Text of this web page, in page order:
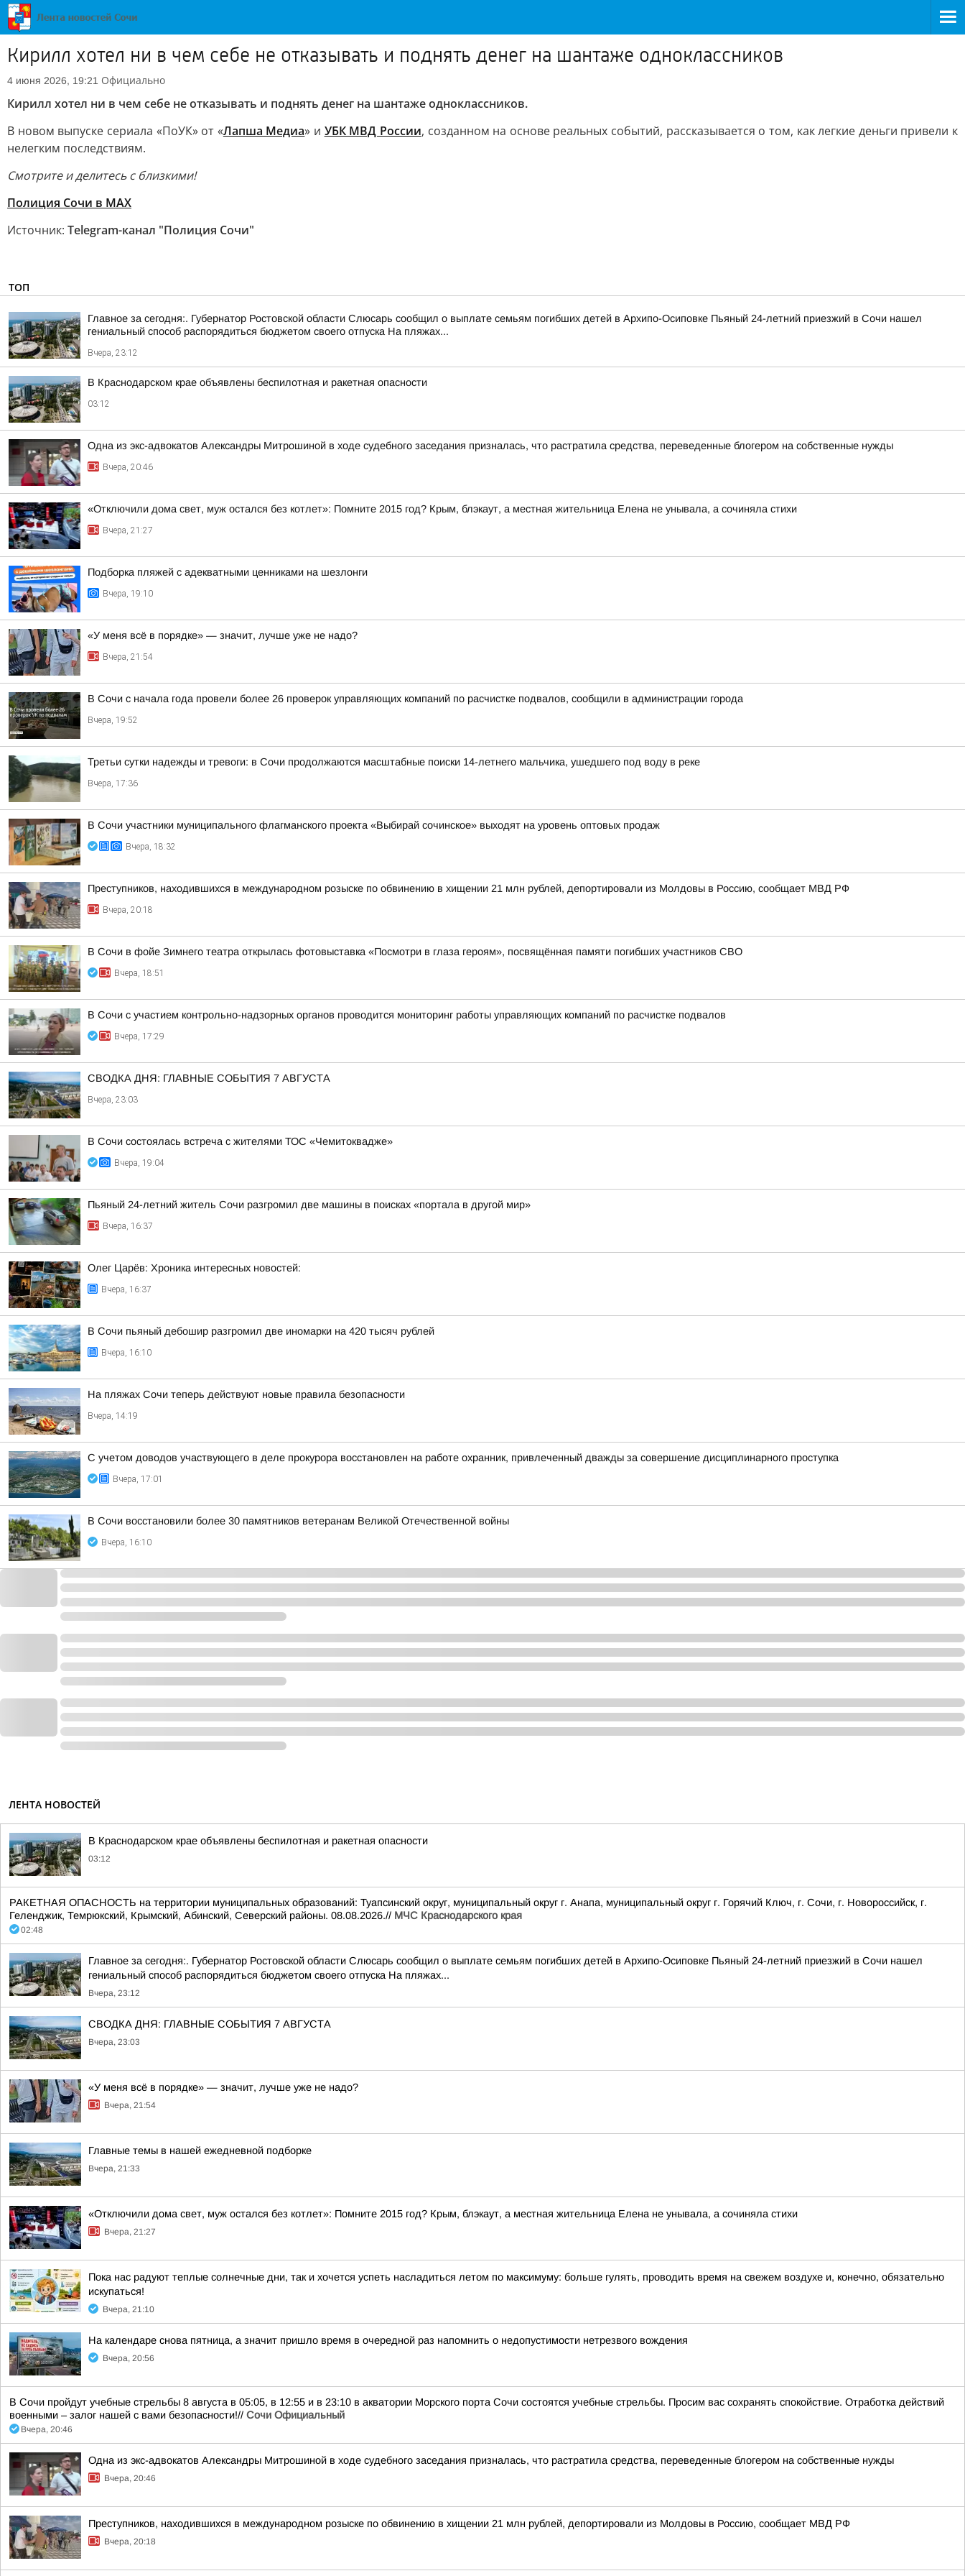
Кирилл хотел ни в чем себе не отказывать и поднять денег на шантаже одноклассников
4 июня 2026, 19:21 Официально
Кирилл хотел ни в чем себе не отказывать и поднять денег на шантаже одноклассников.
В новом выпуске сериала «ПоУК» от «Лапша Медиа» и УБК МВД России, созданном на основе реальных событий, рассказывается о том, как легкие деньги привели к
нелегким последствиям.
Смотрите и делитесь с близкими!
Полиция Сочи в МАХ
Источник: Telegram-канал "Полиция Сочи"
ТОП
Главное за сегодня:. Губернатор Ростовской области Слюсарь сообщил о выплате семьям погибших детей в Архипо-Осиповке Пьяный 24-летний приезжий в Сочи нашел
гениальный способ распорядиться бюджетом своего отпуска На пляжах...
Вчера, 23:12
В Краснодарском крае объявлены беспилотная и ракетная опасности
03:12
Одна из экс-адвокатов Александры Митрошиной в ходе судебного заседания призналась, что растратила средства, переведенные блогером на собственные нужды
Вчера, 20:46
«Отключили дома свет, муж остался без котлет»: Помните 2015 год? Крым, блэкаут, а местная жительница Елена не унывала, а сочиняла стихи
Вчера, 21:27
Подборка пляжей с адекватными ценниками на шезлонги
Вчера, 19:10
«У меня всё в порядке» — значит, лучше уже не надо?
Вчера, 21:54
В Сочи с начала года провели более 26 проверок управляющих компаний по расчистке подвалов, сообщили в администрации города
Вчера, 19:52
Третьи сутки надежды и тревоги: в Сочи продолжаются масштабные поиски 14-летнего мальчика, ушедшего под воду в реке
Вчера, 17:36
В Сочи участники муниципального флагманского проекта «Выбирай сочинское» выходят на уровень оптовых продаж
Вчера, 18:32
Преступников, находившихся в международном розыске по обвинению в хищении 21 млн рублей, депортировали из Молдовы в Россию, сообщает МВД РФ
Вчера, 20:18
В Сочи в фойе Зимнего театра открылась фотовыставка «Посмотри в глаза героям», посвящённая памяти погибших участников СВО
Вчера, 18:51
В Сочи с участием контрольно-надзорных органов проводится мониторинг работы управляющих компаний по расчистке подвалов
Вчера, 17:29
СВОДКА ДНЯ: ГЛАВНЫЕ СОБЫТИЯ 7 АВГУСТА
Вчера, 23:03
В Сочи состоялась встреча с жителями ТОС «Чемитоквадже»
Вчера, 19:04
Пьяный 24-летний житель Сочи разгромил две машины в поисках «портала в другой мир»
Вчера, 16:37
Олег Царёв: Хроника интересных новостей:
Вчера, 16:37
В Сочи пьяный дебошир разгромил две иномарки на 420 тысяч рублей
Вчера, 16:10
На пляжах Сочи теперь действуют новые правила безопасности
Вчера, 14:19
С учетом доводов участвующего в деле прокурора восстановлен на работе охранник, привлеченный дважды за совершение дисциплинарного проступка
Вчера, 17:01
В Сочи восстановили более 30 памятников ветеранам Великой Отечественной войны
Вчера, 16:10
ЛЕНТА НОВОСТЕЙ
В Краснодарском крае объявлены беспилотная и ракетная опасности
03:12
РАКЕТНАЯ ОПАСНОСТЬ на территории муниципальных образований: Туапсинский округ, муниципальный округ г. Анапа, муниципальный округ г. Горячий Ключ, г. Сочи, г. Новороссийск, г.
Геленджик, Темрюкский, Крымский, Абинский, Северский районы. 08.08.2026.// МЧС Краснодарского края
02:48
Главное за сегодня:. Губернатор Ростовской области Слюсарь сообщил о выплате семьям погибших детей в Архипо-Осиповке Пьяный 24-летний приезжий в Сочи нашел
гениальный способ распорядиться бюджетом своего отпуска На пляжах...
Вчера, 23:12
СВОДКА ДНЯ: ГЛАВНЫЕ СОБЫТИЯ 7 АВГУСТА
Вчера, 23:03
«У меня всё в порядке» — значит, лучше уже не надо?
Вчера, 21:54
Главные темы в нашей ежедневной подборке
Вчера, 21:33
«Отключили дома свет, муж остался без котлет»: Помните 2015 год? Крым, блэкаут, а местная жительница Елена не унывала, а сочиняла стихи
Вчера, 21:27
Пока нас радуют теплые солнечные дни, так и хочется успеть насладиться летом по максимуму: больше гулять, проводить время на свежем воздухе и, конечно, обязательно
искупаться!
Вчера, 21:10
На календаре снова пятница, а значит пришло время в очередной раз напомнить о недопустимости нетрезвого вождения
Вчера, 20:56
В Сочи пройдут учебные стрельбы 8 августа в 05:05, в 12:55 и в 23:10 в акватории Морского порта Сочи состоятся учебные стрельбы. Просим вас сохранять спокойствие. Отработка действий
военными – залог нашей с вами безопасности!// Сочи Официальный
Вчера, 20:46
Одна из экс-адвокатов Александры Митрошиной в ходе судебного заседания призналась, что растратила средства, переведенные блогером на собственные нужды
Вчера, 20:46
Преступников, находившихся в международном розыске по обвинению в хищении 21 млн рублей, депортировали из Молдовы в Россию, сообщает МВД РФ
Вчера, 20:18